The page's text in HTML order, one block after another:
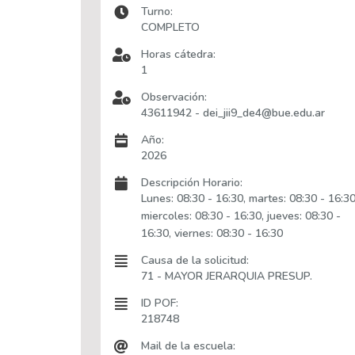
Turno:
COMPLETO
Horas cátedra:
1
Observación:
43611942 - dei_jii9_de4@bue.edu.ar
Año:
2026
Descripción Horario:
Lunes: 08:30 - 16:30, martes: 08:30 -
miercoles: 08:30 - 16:30, jueves: 08:30 -
16:30, viernes: 08:30 - 16:30
Causa de la solicitud:
71 - MAYOR JERARQUIA PRESUP.
ID POF:
218748
Mail de la escuela: